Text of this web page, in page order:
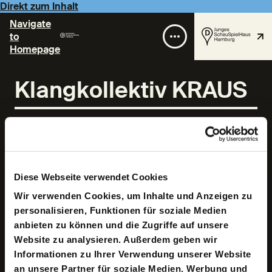
Diese Webseite verwendet Cookies
Wir verwenden Cookies, um Inhalte und Anzeigen zu
personalisieren, Funktionen für soziale Medien
anbieten zu können und die Zugriffe auf unsere
Website zu analysieren. Außerdem geben wir
Informationen zu Ihrer Verwendung unserer Website
an unsere Partner für soziale Medien, Werbung und
Direkt zum Inhalt
Navigate
to
Homepage
Klangkollektiv KRAUS
Lyrisch, bunt und unverschämt: KRAUS spannen live den
großen emotionalen Bogen bedingungsloser Hingabe:
Es wird intensiv und tanzbar, intim und zärtlich. Das
Klangkollektiv um Micha Krause beschäftigt sich mit
queeren Ansichten, Neuen Narrativen und Songs abseits
von Stereotypen, mit Randale und Liebe, Sex und
Revolution. 2025 erscheint das neue Album »Terror